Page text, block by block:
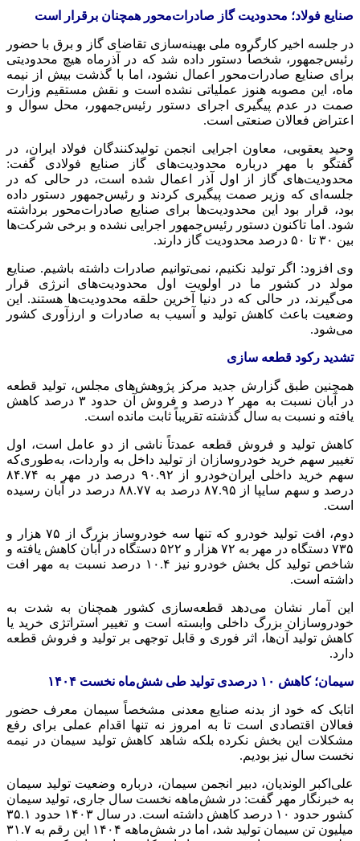
صنایع فولاد؛ محدودیت گاز صادرات‌محور همچنان برقرار است
در جلسه اخیر کارگروه ملی بهینه‌سازی تقاضای گاز و برق با حضور
رئیس‌جمهور، شخصاً دستور داده شد که در آذرماه هیچ محدودیتی
برای صنایع صادرات‌محور اعمال نشود، اما با گذشت بیش از نیمه
ماه، این مصوبه هنوز عملیاتی نشده است و نقش مستقیم وزارت
صمت در عدم پیگیری اجرای دستور رئیس‌جمهور، محل سوال و
اعتراض فعالان صنعتی است.
وحید یعقوبی، معاون اجرایی انجمن تولیدکنندگان فولاد ایران، در
گفتگو با مهر درباره محدودیت‌های گاز صنایع فولادی گفت:
محدودیت‌های گاز از اول آذر اعمال شده است، در حالی که در
جلسه‌ای که وزیر صمت پیگیری کردند و رئیس‌جمهور دستور داده
بود، قرار بود این محدودیت‌ها برای صنایع صادرات‌محور برداشته
شود. اما تاکنون دستور رئیس‌جمهور اجرایی نشده و برخی شرکت‌ها
بین ۳۰ تا ۵۰ درصد محدودیت گاز دارند.
وی افزود: اگر تولید نکنیم، نمی‌توانیم صادرات داشته باشیم. صنایع
مولد در کشور ما در اولویت اول محدودیت‌های انرژی قرار
می‌گیرند، در حالی که در دنیا آخرین حلقه محدودیت‌ها هستند. این
وضعیت باعث کاهش تولید و آسیب به صادرات و ارزآوری کشور
می‌شود.
تشدید رکود قطعه سازی
همچنین طبق گزارش جدید مرکز پژوهش‌های مجلس، تولید قطعه
در آبان نسبت به مهر ۲ درصد و فروش آن حدود ۳ درصد کاهش
یافته و نسبت به سال گذشته تقریباً ثابت مانده است.
کاهش تولید و فروش قطعه عمدتاً ناشی از دو عامل است، اول
تغییر سهم خرید خودروسازان از تولید داخل به واردات، به‌طوری‌که
سهم خرید داخلی ایران‌خودرو از ۹۰.۹۲ درصد در مهر به ۸۴.۷۴
درصد و سهم سایپا از ۸۷.۹۵ درصد به ۸۸.۷۷ درصد در آبان رسیده
است.
دوم، افت تولید خودرو که تنها سه خودروساز بزرگ از ۷۵ هزار و
۷۳۵ دستگاه در مهر به ۷۲ هزار و ۵۲۲ دستگاه در آبان کاهش یافته و
شاخص تولید کل بخش خودرو نیز ۱۰.۴ درصد نسبت به مهر افت
داشته است.
این آمار نشان می‌دهد قطعه‌سازی کشور همچنان به شدت به
خودروسازان بزرگ داخلی وابسته است و تغییر استراتژی خرید یا
کاهش تولید آن‌ها، اثر فوری و قابل توجهی بر تولید و فروش قطعه
دارد.
سیمان؛ کاهش ۱۰ درصدی تولید طی شش‌ماه نخست ۱۴۰۴
اتابک که خود از بدنه صنایع معدنی مشخصاً سیمان معرف حضور
فعالان اقتصادی است تا به امروز نه تنها اقدام عملی برای رفع
مشکلات این بخش نکرده بلکه شاهد کاهش تولید سیمان در نیمه
نخست سال نیز بودیم.
علی‌اکبر الوندیان، دبیر انجمن سیمان، درباره وضعیت تولید سیمان
به خبرنگار مهر گفت: در شش‌ماهه نخست سال جاری، تولید سیمان
کشور حدود ۱۰ درصد کاهش داشته است. در سال ۱۴۰۳ حدود ۳۵.۱
میلیون تن سیمان تولید شد، اما در شش‌ماهه ۱۴۰۴ این رقم به ۳۱.۷